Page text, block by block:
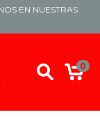
EN NUESTRAS
0